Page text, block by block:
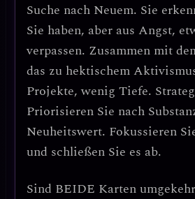
Suche nach Neuem. Sie
Sie haben, aber aus Angst,
verpassen. Zusammen mit
das zu hektischem
Projekte, wenig Tiefe.
Priorisieren Sie nach
Neuheitswert. Fokussieren
und schließen Sie es ab.
Sind BEIDE Karten